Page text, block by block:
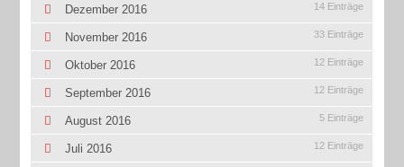
Dezember 2016 14 Einträge
November 2016 33 Einträge
Oktober 2016 12 Einträge
September 2016 12 Einträge
August 2016 5 Einträge
Juli 2016 12 Einträge